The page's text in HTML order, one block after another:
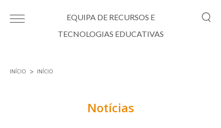
EQUIPA DE RECURSOS E
TECNOLOGIAS EDUCATIVAS
INÍCIO INÍCIO
Notícias